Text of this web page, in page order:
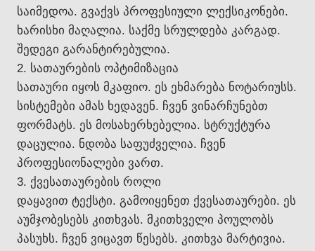
საიმედოა. გვაქვს პროფესიული ლექსიკონები.
ხარისხი მაღალია. საქმე სრულდება კარგად.
შედეგი გარანტირებულია.
2. სათაურების ოპტიმიზაცია
სათაური იყოს მკაფიო. ეს ეხმარება ნოტარიუსს.
სისტემები ამას ხედავენ. ჩვენ ვინარჩუნებთ
ფორმატს. ეს მოსახერხებელია. სტრუქტურა
დაცულია. ნდობა საფუძველია. ჩვენ
პროფესიონალები ვართ.
3. ქვესათაურების როლი
დაყავით ტექსტი. გამოიყენეთ ქვესათაურები. ეს
აუმჯობესებს კითხვას. მკითხველი პოულობს
პასუხს. ჩვენ ვიცავთ წესებს. კითხვა მარტივია.